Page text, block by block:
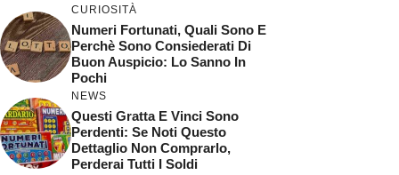
CURIOSITÀ
Numeri Fortunati, Quali Sono E
Perchè Sono Consiederati Di
Buon Auspicio: Lo Sanno In
Pochi
NEWS
Questi Gratta E Vinci Sono
Perdenti: Se Noti Questo
Dettaglio Non Comprarlo,
Perderai Tutti I Soldi